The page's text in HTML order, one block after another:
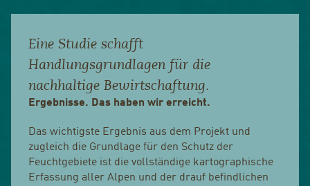
Eine Studie schafft
Handlungsgrundlagen für die
nachhaltige Bewirtschaftung.
Ergebnisse. Das haben wir erreicht.
Das wichtigste Ergebnis aus dem Projekt und
zugleich die Grundlage für den Schutz der
Feuchtgebiete ist die vollständige kartographische
Erfassung aller Alpen und der drauf befindlichen